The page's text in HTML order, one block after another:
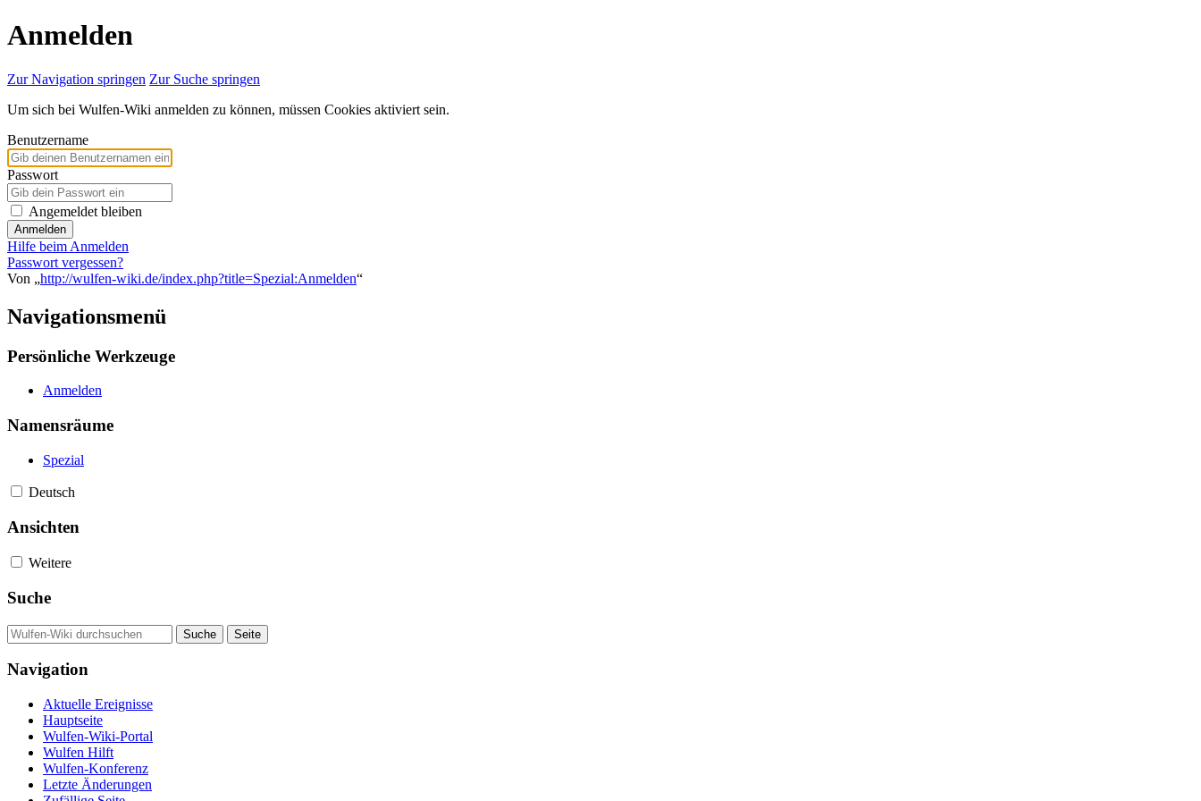
Anmelden
Zur Navigation springen Zur Suche springen
Um sich bei Wulfen-Wiki anmelden zu können, müssen Cookies aktiviert sein.
Benutzername
Passwort
Angemeldet bleiben
Anmelden
Hilfe beim Anmelden
Passwort vergessen?
Von „http://wulfen-wiki.de/index.php?title=Spezial:Anmelden“
Navigationsmenü
Persönliche Werkzeuge
Anmelden
Namensräume
Spezial
Deutsch
Ansichten
Weitere
Suche
Navigation
Aktuelle Ereignisse
Hauptseite
Wulfen-Wiki-Portal
Wulfen Hilft
Wulfen-Konferenz
Letzte Änderungen